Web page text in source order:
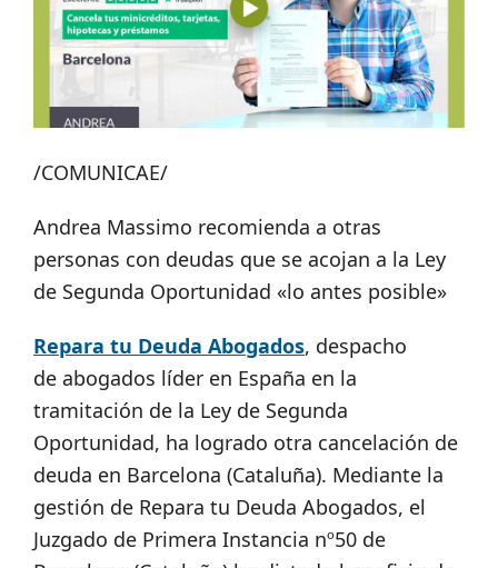
/COMUNICAE/
Andrea Massimo recomienda a otras
personas con deudas que se acojan a la Ley
de Segunda Oportunidad «lo antes posible»
Repara tu Deuda Abogados, despacho
de abogados líder en España en la
tramitación de la Ley de Segunda
Oportunidad, ha logrado otra cancelación de
deuda en Barcelona (Cataluña). Mediante la
gestión de Repara tu Deuda Abogados, el
Juzgado de Primera Instancia nº50 de